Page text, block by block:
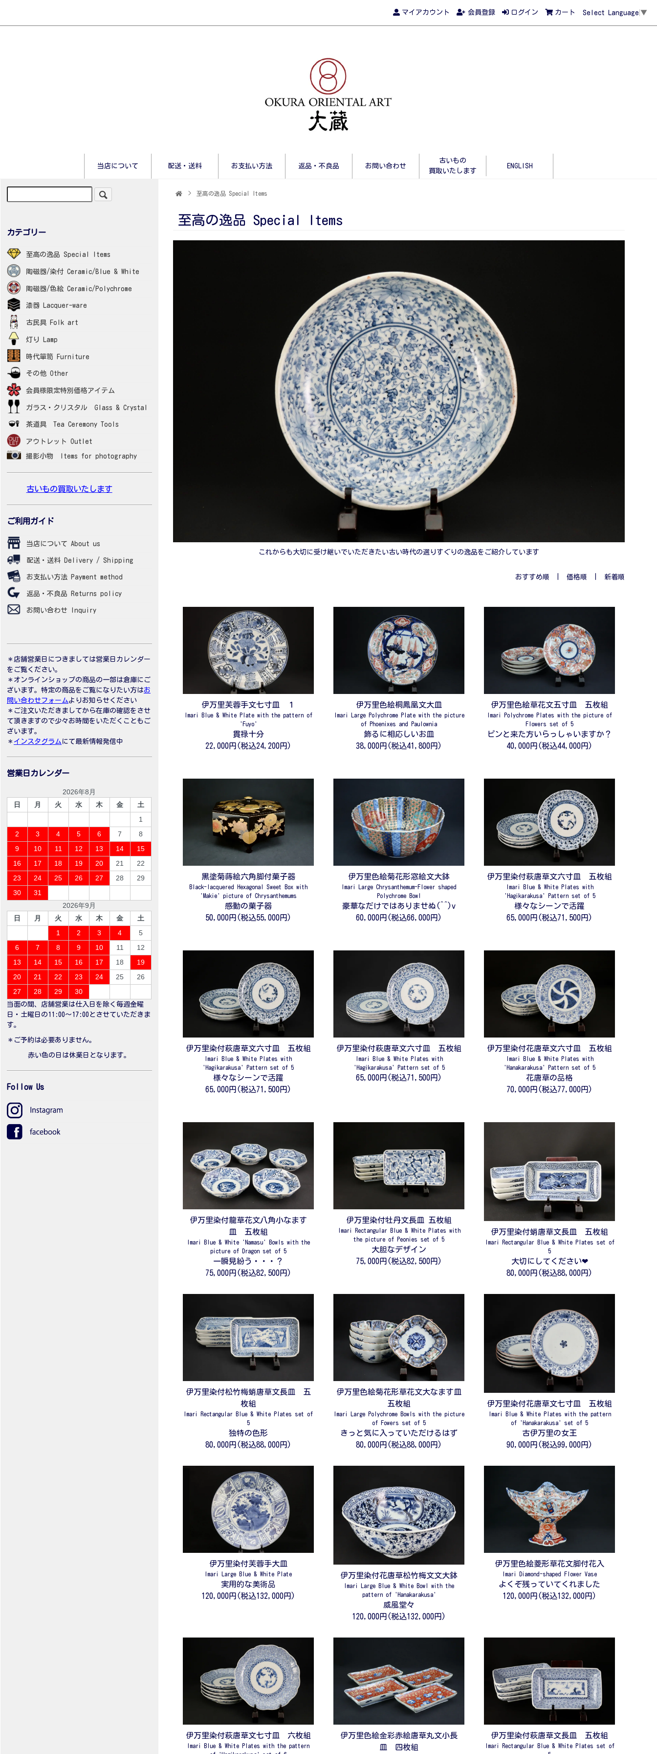
マイアカウント 会員登録 ログイン カート Select Language ▼
当店について 配送・送料 お支払い方法 返品・不良品 お問い合わせ
古いもの
買取いたします
ENGLISH
> 至高の逸品 Special Items
至高の逸品 Special Items
これからも大切に受け継いでいただきたい古い時代の選りすぐりの逸品をご紹介しています
おすすめ順 | 価格順 | 新着順
伊万里芙蓉手文七寸皿 １
Imari Blue & White Plate with the pattern of
'Fuyo'
貫禄十分
22,000円(税込24,200円)
伊万里色絵桐鳳凰文大皿
Imari Large Polychrome Plate with the picture
of Phoenixes and Paulownia
飾るに相応しいお皿
38,000円(税込41,800円)
伊万里色絵草花文五寸皿 五枚組
Imari Polychrome Plates with the picture of
Flowers set of 5
ピンと来た方いらっしゃいますか？
40,000円(税込44,000円)
黒塗菊蒔絵六角脚付菓子器
Black-lacquered Hexagonal Sweet Box with
'Makie' picture of Chrysanthemums
感動の菓子器
50,000円(税込55,000円)
伊万里色絵菊花形窓絵文大鉢
Imari Large Chrysanthemum-Flower shaped
Polychrome Bowl
豪華なだけではありませぬ(^^)v
60,000円(税込66,000円)
伊万里染付萩唐草文六寸皿 五枚組
Imari Blue & White Plates with
'Hagikarakusa' Pattern set of 5
様々なシーンで活躍
65,000円(税込71,500円)
伊万里染付萩唐草文六寸皿 五枚組
Imari Blue & White Plates with
'Hagikarakusa' Pattern set of 5
様々なシーンで活躍
65,000円(税込71,500円)
伊万里染付萩唐草文六寸皿 五枚組
Imari Blue & White Plates with
'Hagikarakusa' Pattern set of 5
65,000円(税込71,500円)
伊万里染付花唐草文六寸皿 五枚組
Imari Blue & White Plates with
'Hanakarakusa' Pattern set of 5
花唐草の品格
70,000円(税込77,000円)
伊万里染付龍草花文八角小なます
皿 五枚組
Imari Blue & White 'Namasu' Bowls with the
picture of Dragon set of 5
一瞬見紛う・・・？
75,000円(税込82,500円)
伊万里染付牡丹文長皿 五枚組
Imari Rectangular Blue & White Plates with
the picture of Peonies set of 5
大胆なデザイン
75,000円(税込82,500円)
伊万里染付蛸唐草文長皿 五枚組
Imari Rectangular Blue & White Plates set of
5
大切にしてください❤
80,000円(税込88,000円)
伊万里染付松竹梅蛸唐草文長皿 五
枚組
Imari Rectangular Blue & White Plates set of
5
独特の色形
80,000円(税込88,000円)
伊万里色絵菊花形草花文大なます皿
五枚組
Imari Large Polychrome Bowls with the picture
of Fowers set of 5
きっと気に入っていただけるはず
80,000円(税込88,000円)
伊万里染付花唐草文七寸皿 五枚組
Imari Blue & White Plates with the pattern
of 'Hanakarakusa' set of 5
古伊万里の女王
90,000円(税込99,000円)
伊万里染付芙蓉手大皿
Imari Large Blue & White Plate
実用的な美術品
120,000円(税込132,000円)
伊万里染付花唐草松竹梅文文大鉢
Imari Large Blue & White Bowl with the
pattern of 'Hanakarakusa'
威風堂々
120,000円(税込132,000円)
伊万里色絵菱形草花文脚付花入
Imari Diamond-shaped Flower Vase
よくぞ残っていてくれました
120,000円(税込132,000円)
伊万里染付萩唐草文七寸皿 六枚組
Imari Blue & White Plates with the pattern
伊万里色絵金彩赤絵唐草丸文小長
皿 四枚組
伊万里染付萩唐草文長皿 五枚組
Imari Rectangular Blue & White Plates set of
カテゴリー
至高の逸品 Special Items
陶磁器/染付 Ceramic/Blue & White
陶磁器/色絵 Ceramic/Polychrome
漆器 Lacquer-ware
古民具 Folk art
灯り Lamp
時代箪笥 Furniture
その他 Other
会員様限定特別価格アイテム
ガラス・クリスタル Glass & Crystal
茶道具 Tea Ceremony Tools
アウトレット Outlet
撮影小物 Items for photography
古いもの買取いたします
ご利用ガイド
当店について About us
配送・送料 Delivery / Shipping
お支払い方法 Payment method
返品・不良品 Returns policy
お問い合わせ Inquiry
＊店舗営業日につきましては営業日カレンダー
をご覧ください。
＊オンラインショップの商品の一部は倉庫にご
ざいます。特定の商品をご覧になりたい方はお
問い合わせフォーム よりお知らせください
＊ご注文いただきましてから在庫の確認をさせ
て頂きますので少々お時間をいただくこともご
ざいます。
＊ インスタグラム にて最新情報発信中
営業日カレンダー
2026年8月
日
月 火 水 木 金
土
1
2
3 4 5 6 7
8
9
10 11 12 13 14
15
16
17 18 19 20 21
22
23
24 25 26 27 28
29
30
31
2026年9月
日
月 火 水 木 金
土
1
2 3 4
5
6
7 8 9 10 11
12
13
14 15 16 17 18
19
20
21 22 23 24 25
26
27
28 29 30
当面の間、店舗営業は仕入日を除く毎週金曜
日・土曜日の11:00〜17:00とさせていただきま
す。
＊ご予約は必要ありません。
赤い色の日は休業日となります。
Follow Us